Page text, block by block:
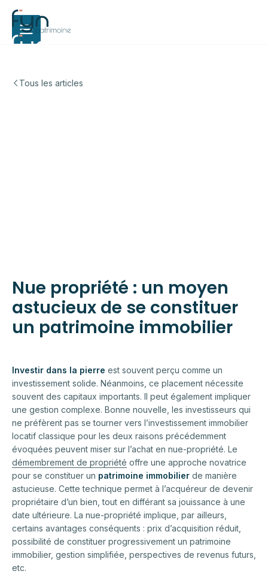
Tous les articles
Nue propriété : un moyen
astucieux de se constituer
un patrimoine immobilier
Investir dans la pierre est souvent perçu comme un
investissement solide. Néanmoins, ce placement nécessite
souvent des capitaux importants. Il peut également impliquer
une gestion complexe. Bonne nouvelle, les investisseurs qui
ne préfèrent pas se tourner vers l’investissement immobilier
locatif classique pour les deux raisons précédemment
évoquées peuvent miser sur l’achat en nue-propriété. Le
démembrement de propriété offre une approche novatrice
pour se constituer un patrimoine immobilier de manière
astucieuse. Cette technique permet à l’acquéreur de devenir
propriétaire d’un bien, tout en différant sa jouissance à une
date ultérieure. La nue-propriété implique, par ailleurs,
certains avantages conséquents : prix d’acquisition réduit,
possibilité de constituer progressivement un patrimoine
immobilier, gestion simplifiée, perspectives de revenus futurs,
etc.